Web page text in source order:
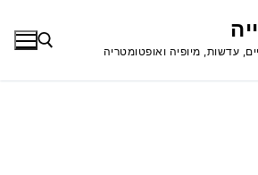
עדשות, מיופיה ואופטומטריה